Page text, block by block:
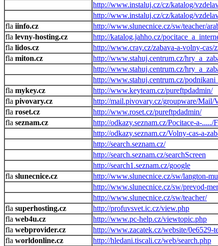
http://www.instaluj.cz/cz/katalog/
http://www.instaluj.cz/cz/katalog/
iinfo.cz
http://www.slunecnice.cz/sw/teacher/
levny-hosting.cz
http://katalog.jahho.cz/
lidos.cz
http://www.cray.cz/zabava-a-volny-cas/
miton.cz
http://www.stahuj.centrum.cz/
http://www.stahuj.centrum.cz/
http://www.stahuj.centrum.cz/
mykey.cz
http://www.keyteam.cz/pureftpdadmin/
pivovary.cz
http://mail.pivovary.cz/groupware/Mail/
roset.cz
http://www.roset.cz/pureftpdadmin/
seznam.cz
http://odkazy.seznam.cz/Pocitace-a-
http://odkazy.seznam.cz/Volny-cas-a-
http://search.seznam.cz/
http://search.seznam.cz/searchScreen
http://search1.seznam.cz/google
slunecnice.cz
http://www.slunecnice.cz/sw/langton-
http://www.slunecnice.cz/sw/prevod-
http://www.slunecnice.cz/sw/teacher/
superhosting.cz
http://profuvsvet.ic.cz/view.php
web4u.cz
http://www.pc-help.cz/viewtopic.php
webprovider.cz
http://www.zacatek.cz/website/0e6529-
worldonline.cz
http://hledani.tiscali.cz/web/search.php